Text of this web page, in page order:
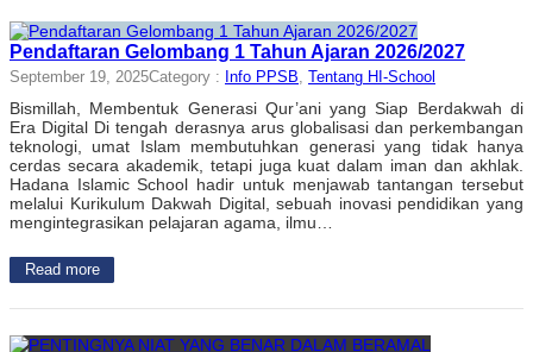
Pendaftaran Gelombang 1 Tahun Ajaran 2026/2027
September 19, 2025Category : Info PPSB, Tentang HI-School
Bismillah, Membentuk Generasi Qur’ani yang Siap Berdakwah di
Era Digital Di tengah derasnya arus globalisasi dan perkembangan
teknologi, umat Islam membutuhkan generasi yang tidak hanya
cerdas secara akademik, tetapi juga kuat dalam iman dan akhlak.
Hadana Islamic School hadir untuk menjawab tantangan tersebut
melalui Kurikulum Dakwah Digital, sebuah inovasi pendidikan yang
mengintegrasikan pelajaran agama, ilmu…
Read more